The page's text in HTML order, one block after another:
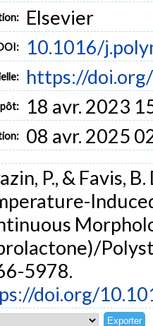
Elsevier
10.1016/
https://
18 avr. 2023
08 avr. 2025
P., & Favis,
5978.
doi.org/